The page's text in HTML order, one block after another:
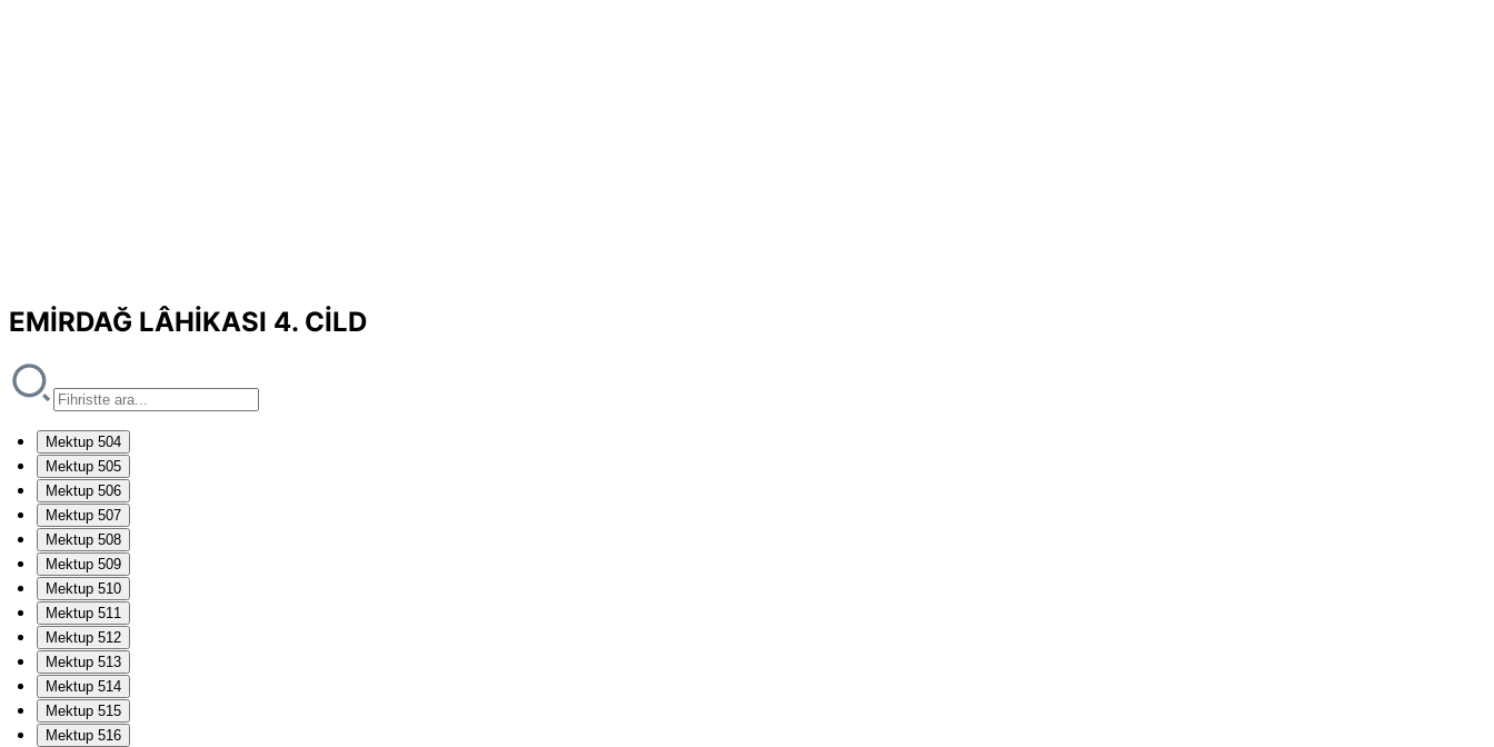
EMİRDAĞ LÂHİKASI 4. CİLD
Mektup 504
Mektup 505
Mektup 506
Mektup 507
Mektup 508
Mektup 509
Mektup 510
Mektup 511
Mektup 512
Mektup 513
Mektup 514
Mektup 515
Mektup 516